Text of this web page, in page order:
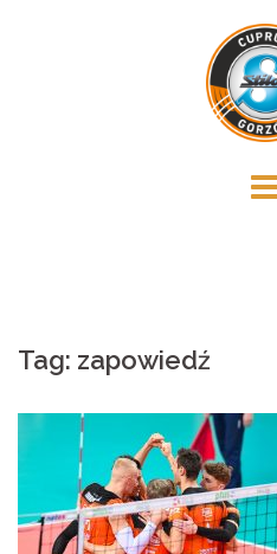
Tag: zapowiedź